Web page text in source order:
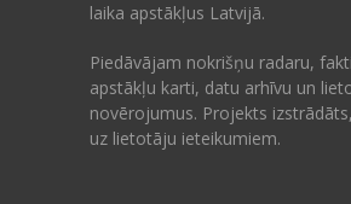
laika apstākļus Latvijā.
Piedāvājam nokrišņu radaru,
apstākļu karti, datu arhīvu un
novērojumus. Projekts
uz lietotāju ieteikumiem.